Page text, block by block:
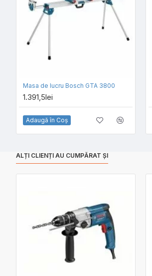
Masa de lucru Bosch GTA 3800
1.391,5lei
Adaugă în Coş
ALȚI CLIENȚI AU CUMPĂRAT ȘI